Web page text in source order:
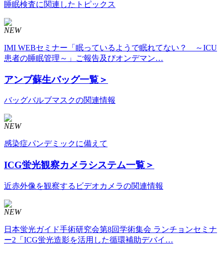
睡眠検査に関連したトピックス
NEW
IMI WEBセミナー「眠っているようで眠れてない？ ～ICU
患者の睡眠管理～」ご報告及びオンデマン…
アンブ蘇生バッグ一覧＞
バッグバルブマスクの関連情報
NEW
感染症パンデミックに備えて
ICG蛍光観察カメラシステム一覧＞
近赤外像を観察するビデオカメラの関連情報
NEW
日本蛍光ガイド手術研究会第8回学術集会 ランチョンセミナ
ー2「ICG蛍光造影を活用した循環補助デバイ…